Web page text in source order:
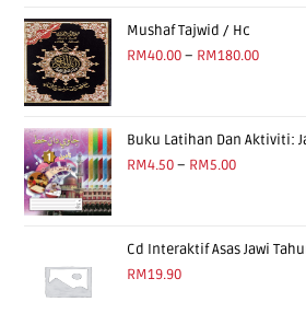
Mushaf Tajwid / Hc
RM40.00 – RM180.00
Buku Latihan Dan Aktiviti:
RM4.50 – RM5.00
Cd Interaktif Asas Jawi
RM19.90